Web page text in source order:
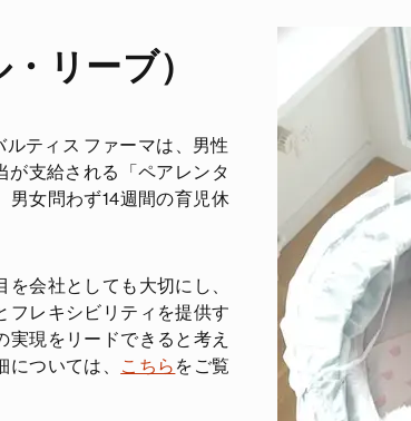
リーブ）
ティス ファーマは、男性
が支給される「ペアレンタ
男女問わず14週間の育児休
会社としても大切にし、
フレキシビリティを提供す
現をリードできると考え
ついては、
こちら をご覧